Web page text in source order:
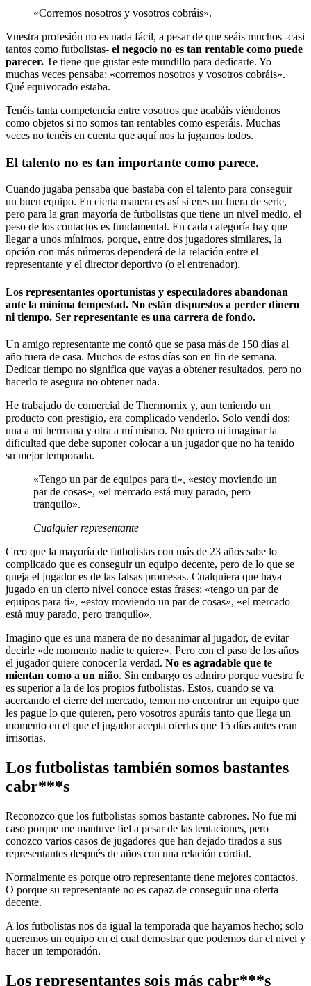
«Corremos nosotros y vosotros cobráis».
Vuestra profesión no es nada fácil, a pesar de que seáis muchos -casi
tantos como futbolistas- el negocio no es tan rentable como puede
parecer. Te tiene que gustar este mundillo para dedicarte. Yo
muchas veces pensaba: «corremos nosotros y vosotros cobráis».
Qué equivocado estaba.
Tenéis tanta competencia entre vosotros que acabáis viéndonos
como objetos si no somos tan rentables como esperáis. Muchas
veces no tenéis en cuenta que aquí nos la jugamos todos.
El talento no es tan importante como parece.
Cuando jugaba pensaba que bastaba con el talento para conseguir
un buen equipo. En cierta manera es así si eres un fuera de serie,
pero para la gran mayoría de futbolistas que tiene un nivel medio, el
peso de los contactos es fundamental. En cada categoría hay que
llegar a unos mínimos, porque, entre dos jugadores similares, la
opción con más números dependerá de la relación entre el
representante y el director deportivo (o el entrenador).
Los representantes oportunistas y especuladores abandonan
ante la mínima tempestad. No están dispuestos a perder dinero
ni tiempo. Ser representante es una carrera de fondo.
Un amigo representante me contó que se pasa más de 150 días al
año fuera de casa. Muchos de estos días son en fin de semana.
Dedicar tiempo no significa que vayas a obtener resultados, pero no
hacerlo te asegura no obtener nada.
He trabajado de comercial de Thermomix y, aun teniendo un
producto con prestigio, era complicado venderlo. Solo vendí dos:
una a mi hermana y otra a mí mismo. No quiero ni imaginar la
dificultad que debe suponer colocar a un jugador que no ha tenido
su mejor temporada.
«Tengo un par de equipos para ti», «estoy moviendo un
par de cosas», «el mercado está muy parado, pero
tranquilo».
Cualquier representante
Creo que la mayoría de futbolistas con más de 23 años sabe lo
complicado que es conseguir un equipo decente, pero de lo que se
queja el jugador es de las falsas promesas. Cualquiera que haya
jugado en un cierto nivel conoce estas frases: «tengo un par de
equipos para ti», «estoy moviendo un par de cosas», «el mercado
está muy parado, pero tranquilo».
Imagino que es una manera de no desanimar al jugador, de evitar
decirle «de momento nadie te quiere». Pero con el paso de los años
el jugador quiere conocer la verdad. No es agradable que te
mientan como a un niño. Sin embargo os admiro porque vuestra fe
es superior a la de los propios futbolistas. Estos, cuando se va
acercando el cierre del mercado, temen no encontrar un equipo que
les pague lo que quieren, pero vosotros apuráis tanto que llega un
momento en el que el jugador acepta ofertas que 15 días antes eran
irrisorias.
Los futbolistas también somos bastantes
cabr***s
Reconozco que los futbolistas somos bastante cabrones. No fue mi
caso porque me mantuve fiel a pesar de las tentaciones, pero
conozco varios casos de jugadores que han dejado tirados a sus
representantes después de años con una relación cordial.
Normalmente es porque otro representante tiene mejores contactos.
O porque su representante no es capaz de conseguir una oferta
decente.
A los futbolistas nos da igual la temporada que hayamos hecho; solo
queremos un equipo en el cual demostrar que podemos dar el nivel y
hacer un temporadón.
Los representantes sois más cabr***s